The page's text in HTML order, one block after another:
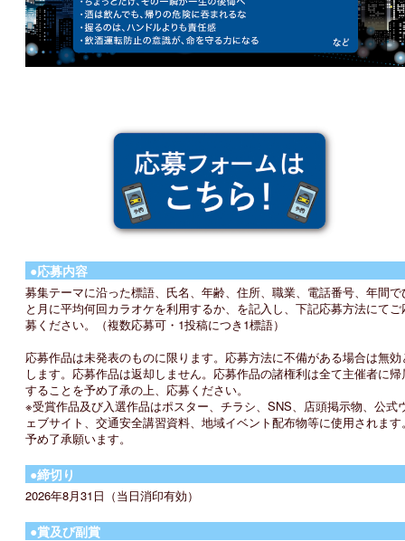
●応募内容
募集テーマに沿った標語、⽒名、年齢、住所、職業、電話番号、年間で
と⽉に平均何回カラオケを利⽤するか、を記⼊し、下記応募⽅法にてご
募ください。（複数応募可・1投稿につき1標語）
応募作品は未発表のものに限ります。応募⽅法に不備がある場合は無効
します。応募作品は返却しません。応募作品の諸権利は全て主催者に帰
することを予め了承の上、応募ください。
※受賞作品及び⼊選作品はポスター、チラシ、SNS、店頭掲⽰物、公式
ェブサイト、交通安全講習資料、地域イベント配布物等に使⽤されます
予め了承願います。
●締切り
2026年8月31日（当日消印有効）
●賞及び副賞